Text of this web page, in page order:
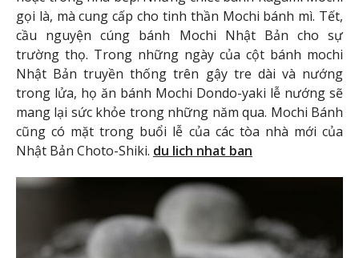
gọi là, mà cung cấp cho tinh thần Mochi bánh mì. Tết,
cầu nguyện cúng bánh Mochi Nhật Bản cho sự
trường thọ. Trong những ngày của cột bánh mochi
Nhật Bản truyền thống trên gậy tre dài và nướng
trong lửa, họ ăn bánh Mochi Dondo-yaki lễ nướng sẽ
mang lại sức khỏe trong những năm qua. Mochi Bánh
cũng có mặt trong buổi lễ của các tòa nhà mới của
Nhật Bản Choto-Shiki. du lich nhat ban